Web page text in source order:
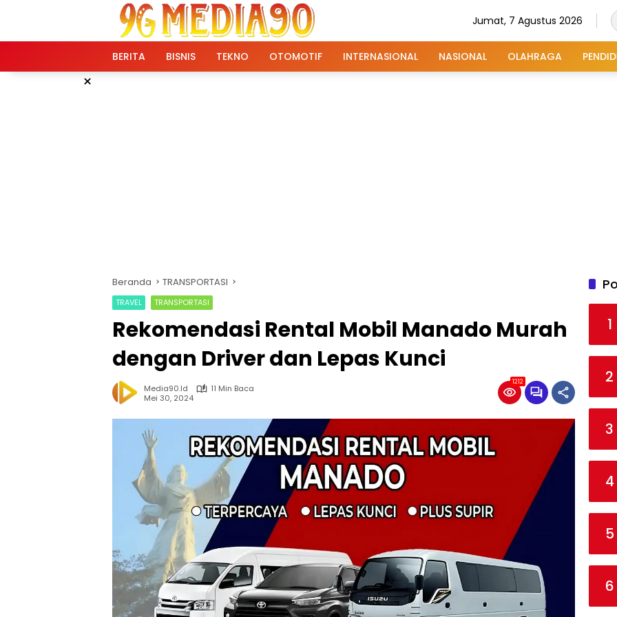
Jumat, 7 Agustus 2026
BERITA BISNIS TEKNO OTOMOTIF INTERNASIONAL NASIONAL OLAHRAGA
×
Beranda TRANSPORTASI
TRAVEL TRANSPORTASI
Rekomendasi Rental Mobil Manado Murah
dengan Driver dan Lepas Kunci
Media90.id
11 Min Baca
Mei 30, 2024
1212
1
2
3
4
5
6